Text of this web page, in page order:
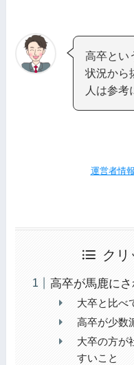
高卒とい
状況から
人は参考
運営者情
クリ
高卒が馬鹿に
大卒と比べ
高卒が少数
大卒の方が
すいこと